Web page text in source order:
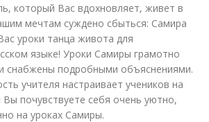
который Вас вдохновляет, живет в
мечтам суждено сбыться: Самира
уроки танца живота для
языке! Уроки Самиры грамотно
снабжены подробными объяснениями.
учителя настраивает учеников на
почувствуете себя очень уютно,
на уроках Самиры.